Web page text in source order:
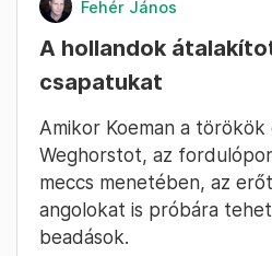
Fehér János
A hollandok
csapatukat
Amikor Koeman a
Weghorstot, az
meccs menetében, az
angolokat is próbára
beadások.